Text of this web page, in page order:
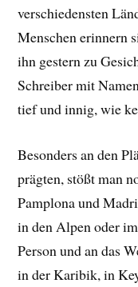
verschiedensten
Menschen erinnern
ihn gestern zu
Schreiber mit
tief und innig, wie
Besonders an den
prägten, stößt man
Pamplona und
in den Alpen oder
Person und an das
in der Karibik, in